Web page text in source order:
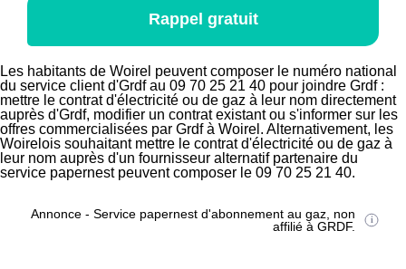
Rappel gratuit
Les habitants de Woirel peuvent composer le numéro national
du service client d'Grdf au 09 70 25 21 40 pour joindre Grdf :
mettre le contrat d'électricité ou de gaz à leur nom directement
auprès d'Grdf, modifier un contrat existant ou s'informer sur les
offres commercialisées par Grdf à Woirel. Alternativement, les
Woirelois souhaitant mettre le contrat d'électricité ou de gaz à
leur nom auprès d'un fournisseur alternatif partenaire du
service papernest peuvent composer le 09 70 25 21 40.
Annonce - Service papernest d'abonnement au gaz, non
affilié à GRDF.